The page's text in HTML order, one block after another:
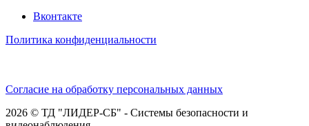
Вконтакте
Политика конфиденциальности
Согласие на обработку персональных данных
2026 © ТД "ЛИДЕР-СБ" - Системы безопасности и